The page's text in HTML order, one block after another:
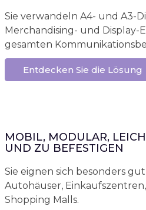
Sie verwandeln A4- und A3-
Merchandising- und
gesamten
Entdecken Sie die Lösung
MOBIL, MODULAR,
UND ZU BEFESTIGEN
Sie eignen sich besonders
Autohäuser,
Shopping Malls.